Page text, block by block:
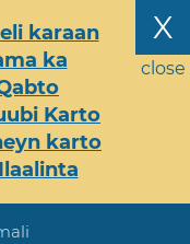
X
close
karaan
ka
Karto
karto